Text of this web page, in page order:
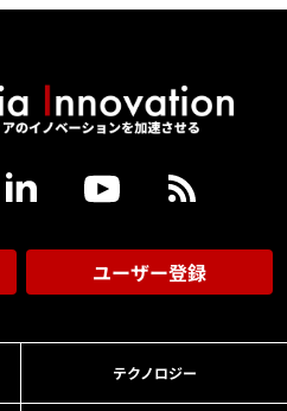
ユーザー登録
テクノロジー